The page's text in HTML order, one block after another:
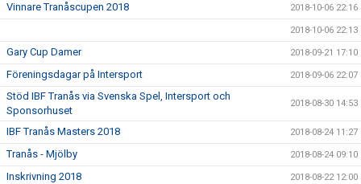
Vinnare Tranåscupen 2018 2018-10-06 22:16
2018-10-06 22:13
Gary Cup Damer 2018-09-21 17:10
Föreningsdagar på Intersport 2018-09-06 22:07
Stöd IBF Tranås via Svenska Spel, Intersport och
Sponsorhuset
2018-08-30 14:53
IBF Tranås Masters 2018 2018-08-24 11:27
Tranås - Mjölby 2018-08-24 09:10
Inskrivning 2018 2018-08-22 12:00